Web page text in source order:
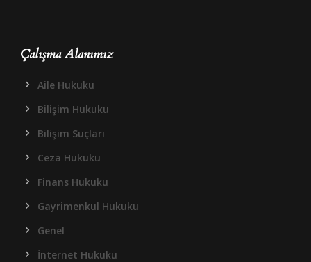
Çalışma Alanımız
Aile Hukuku
Bilişim Hukuku
Bilişim Suçları
Ceza Hukuku
Finans Hukuku
Gayrimenkul Hukuku
Genel
İnternet Hukuku